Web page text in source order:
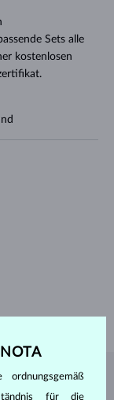
Sets alle
kostenlosen
ATELIER
für die